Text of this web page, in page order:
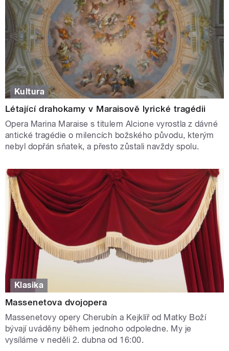
Kultura
Létající drahokamy v Maraisově lyrické tragédii
Opera Marina Maraise s titulem Alcione vyrostla z dávné
antické tragédie o milencích božského původu, kterým
nebyl dopřán sňatek, a přesto zůstali navždy spolu.
Klasika
Massenetova dvojopera
Massenetovy opery Cherubín a Kejklíř od Matky Boží
bývají uváděny během jednoho odpoledne. My je
vysíláme v neděli 2. dubna od 16:00.